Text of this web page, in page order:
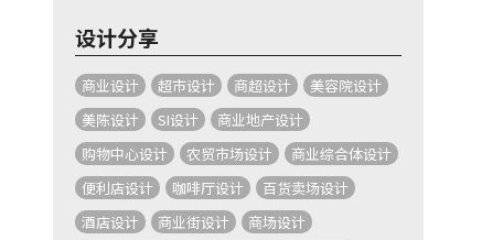
设计分享
商业设计 超市设计 商超设计
美容院设计
美陈设计
SI设计
商业地产设计
购物中心设计
农贸市场设计
商业综合体设计
便利店设计
咖啡厅设计
百货卖场设计
酒店设计
商业街设计
商场设计